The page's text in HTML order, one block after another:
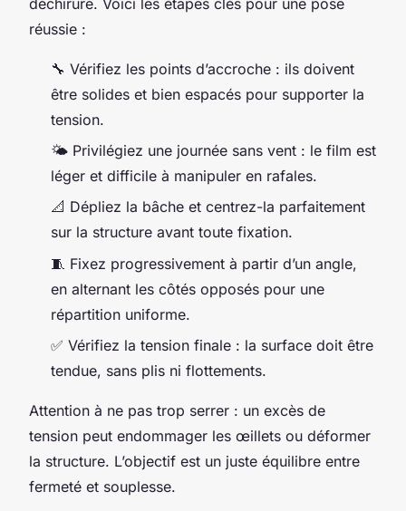
réussie :
🔧 Vérifiez les points d’accroche : ils doivent
être solides et bien espacés pour supporter la
tension.
🌤️ Privilégiez une journée sans vent : le film est
léger et difficile à manipuler en rafales.
📐 Dépliez la bâche et centrez-la parfaitement
sur la structure avant toute fixation.
🧵 Fixez progressivement à partir d’un angle,
en alternant les côtés opposés pour une
répartition uniforme.
✅ Vérifiez la tension finale : la surface doit être
tendue, sans plis ni flottements.
Attention à ne pas trop serrer : un excès de
tension peut endommager les œillets ou déformer
la structure. L’objectif est un juste équilibre entre
fermeté et souplesse.